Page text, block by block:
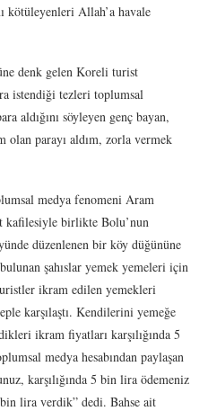
kötüleyenleri Allah’a havale
denk gelen Koreli turist
istendiği tezleri toplumsal
aldığını söyleyen genç bayan,
olan parayı aldım, zorla vermek
medya fenomeni Aram
birlikte Bolu’nun
düzenlenen bir köy düğününe
şahıslar yemek yemeleri için
ikram edilen yemekleri
karşılaştı. Kendilerini yemeğe
ikram fiyatları karşılığında 5
medya hesabından paylaşan
karşılığında 5 bin lira ödemeniz
lira verdik” dedi. Bahse ait